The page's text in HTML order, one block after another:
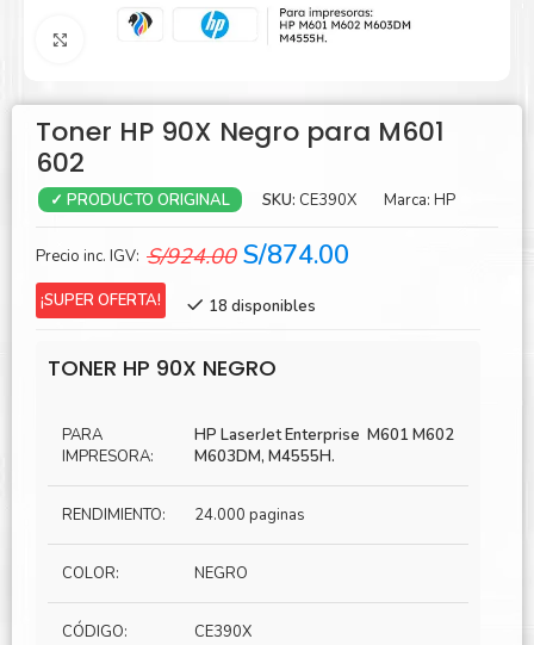
Agrandar
Toner HP 90X Negro para M601
602
✓ PRODUCTO ORIGINAL SKU: CE390X Marca: HP
Precio inc. IGV: S/924.00 El
original
S/924.00.
S/874.00
¡SUPER OFERTA! 18 disponibles
TONER HP 90X NEGRO
PARA
IMPRESORA:
HP LaserJet Enterprise M601 M602
M603DM, M4555H.
RENDIMIENTO: 24.000 paginas
COLOR: NEGRO
CÓDIGO: CE390X